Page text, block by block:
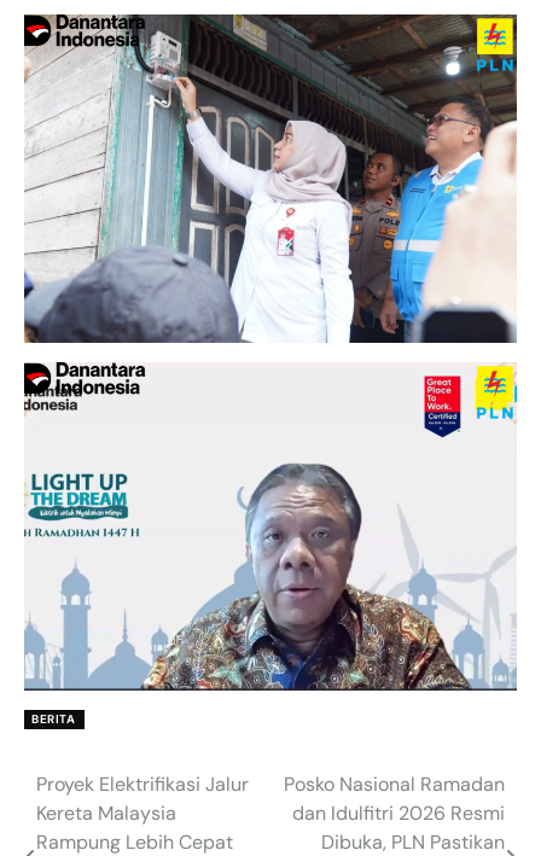
BERITA
Post
navigation
Proyek Elektrifikasi Jalur
Kereta Malaysia
Rampung Lebih Cepat
Posko Nasional Ramadan
dan Idulfitri 2026 Resmi
Dibuka, PLN Pastikan